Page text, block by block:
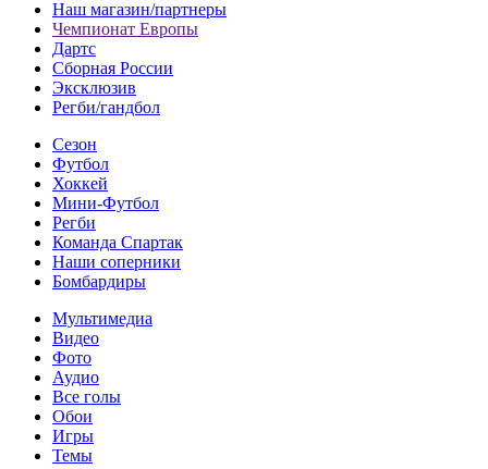
Наш магазин/партнеры
Чемпионат Европы
Дартс
Сборная России
Эксклюзив
Регби/гандбол
Сезон
Футбол
Хоккей
Мини-Футбол
Регби
Команда Спартак
Наши соперники
Бомбардиры
Мультимедиа
Видео
Фото
Аудио
Все голы
Обои
Игры
Темы